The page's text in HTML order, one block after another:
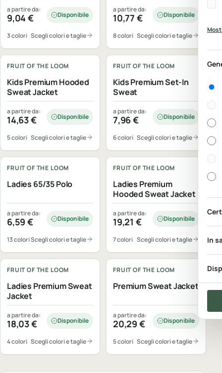
In
a partire da:
9,04€ Disponibile
3 colori Scegli colori e taglie
a partire da:
10,77 € Disponibile
8 colori Scegli colori e taglie
FRUIT OF THE LOOM
Kids Premium Hooded
Sweat Jacket
a partire da:
14,63€ Disponibile
5 colori Scegli colori e taglie
FRUIT OF THE LOOM
Kids Premium Set-In
Sweat
a partire da:
7,96€ Disponibile
6 colori Scegli colori e taglie
FRUIT OF THE LOOM
Ladies 65/35 Polo
a partire da:
6,59€ Disponibile
13 coloriScegli colori e taglie
FRUIT OF THE LOOM
Ladies Premium
Hooded Sweat Jacket
a partire da:
19,21 € Disponibile
7 colori Scegli colori e taglie
FRUIT OF THE LOOM
Ladies Premium Sweat
Jacket
a partire da:
18,03€ Disponibile
4 colori Scegli colori e taglie
FRUIT OF THE LOOM
Premium Sweat Jacket
a partire da:
20,29 € Disponibile
5 colori Scegli colori e taglie